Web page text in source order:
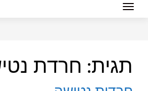
תגית: חרדת